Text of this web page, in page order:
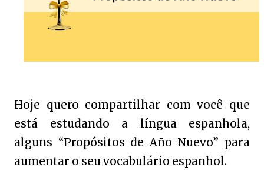
Hoje quero compartilhar com você que
está estudando a língua espanhola,
alguns “Propósitos de Año Nuevo” para
aumentar o seu vocabulário espanhol.